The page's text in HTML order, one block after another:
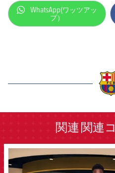
label.aria.whatsapp
WhatsApp(ワッツアッ
プ）
関連 関連